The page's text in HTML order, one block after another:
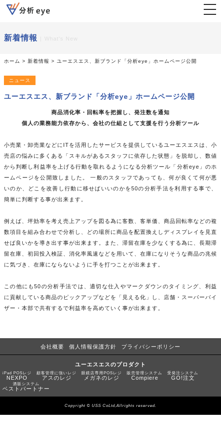
新着情報 What's New
ホーム > 新着情報 > ユーエスエス、新ブランド「分析eye」ホームページ公開
ニュース
ユーエスエス、新ブランド「分析eye」ホームページ公開
商品消化率・回転率を把握し、発注数を通知
個人の業務能力依存から、会社の仕組として支援を行う分析ツール
小売業・卸売業などにITを活用したサービスを提供しているユーエスエスは、小
売店の悩みに多くある「スキルがあるスタッフに依存した状態」を脱却し、数値
から判断し利益率を上げる行動を取れるようになる分析ツール「分析eye」のホ
ームページを公開致しました。 一般のスタッフであっても、何が良くて何が悪
いのか、どこを改善し行動に移せばいいのかを50の分析手法を利用する事で、
簡単に判断する事が出来ます。
例えば、坪効率を考え売上アップを図る為に客数、客単価、商品回転率などの複
数項目を組み合わせで分析し、どの場所に商品を配置換えしディスプレイを見直
せば良いかを導き出す事が出来ます。また、滞留在庫を少なくする為に、長期滞
留在庫、初回投入検証、消化率風速などを用いて、在庫になりそうな商品の兆候
に気づき、在庫にならないように手を打つことが出来ます。
この他にも50の分析手法では、適切な仕入やマークダウンのタイミング、利益
に貢献している商品のピックアップなどを「見える化」し、店舗・スーパーバイ
ザー・本部で共有するで利益率を高めていく事が出来ます。
会社概要 個人情報保護方針 プライバシーポリシー
ユーエスエスのプロダクト
iPad POSレジ
NEXPO
顧客管理に強いレジ
アスのレジ
眼鏡店専用POSレジ
メガネのレジ
販売管理システム
Compiere
受発注システム
GO!注文
酒販システム
ベストパートナー
Copyright © USS CoLtd,Allrights reserved.